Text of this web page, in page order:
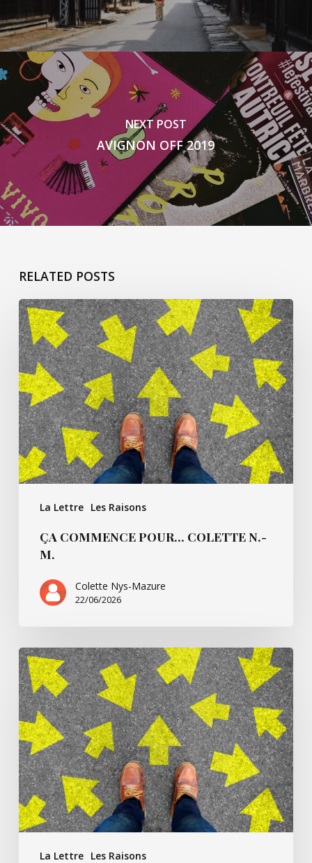
NEXT POST
AVIGNON OFF 2019
RELATED POSTS
La Lettre Les Raisons
Ça
commence
pour…
Colette
N.-
M.
ÇA COMMENCE POUR… COLETTE N.-
M.
Colette Nys-Mazure
22/06/2026
La Lettre Les Raisons
Ça
commence
pour…
Simone
B.